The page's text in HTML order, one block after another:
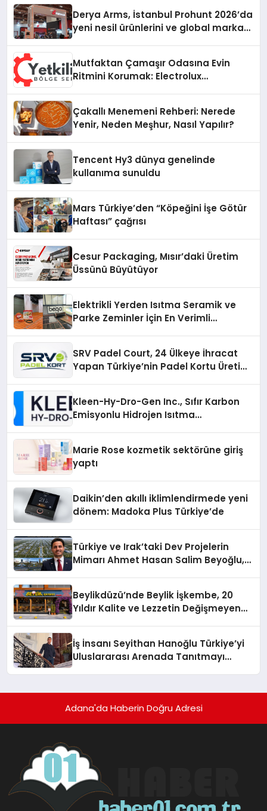
Derya Arms, İstanbul Prohunt 2026’da
yeni nesil ürünlerini ve global marka
Mutfaktan Çamaşır Odasına Evin
Ritmini Korumak: Electrolux
Çakallı Menemeni Rehberi: Nerede
Yenir, Neden Meşhur, Nasıl Yapılır?
Tencent Hy3 dünya genelinde
kullanıma sunuldu
Mars Türkiye’den “Köpeğini İşe Götür
Haftası” çağrısı
Cesur Packaging, Mısır’daki Üretim
Üssünü Büyütüyor
Elektrikli Yerden Isıtma Seramik ve
Parke Zeminler İçin En Verimli
SRV Padel Court, 24 Ülkeye İhracat
Yapan Türkiye’nin Padel Kortu Üretim
Kleen-Hy-Dro-Gen Inc., Sıfır Karbon
Emisyonlu Hidrojen Isıtma
Marie Rose kozmetik sektörüne giriş
yaptı
Daikin’den akıllı iklimlendirmede yeni
dönem: Madoka Plus Türkiye’de
Türkiye ve Irak’taki Dev Projelerin
Mimarı Ahmet Hasan Salim Beyoğlu,
Hayata Geçirecek
Beylikdüzü’nde Beylik İşkembe, 20
Yıldır Kalite ve Lezzetin Değişmeyen
İş İnsanı Seyithan Hanoğlu Türkiye’yi
Uluslararası Arenada Tanıtmayı
Adana'da Haberin Doğru Adresi